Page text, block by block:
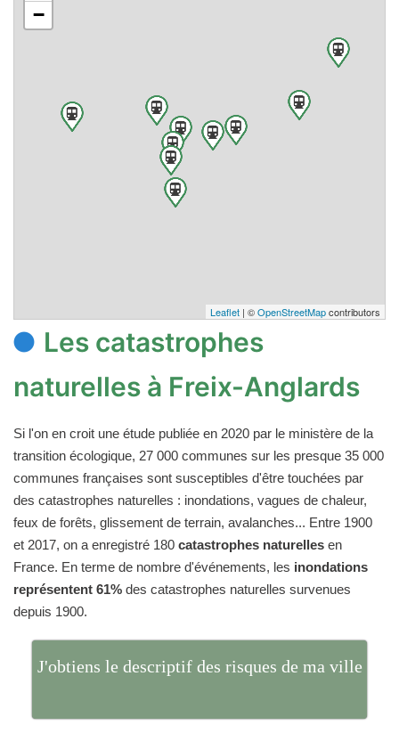
−
Leaflet | ©OpenStreetMapcontributors
Les catastrophes
naturelles à Freix-Anglards
Si l'on en croit une étude publiée en 2020 par le ministère de la
transition écologique, 27 000 communes sur les presque 35 000
communes françaises sont susceptibles d'être touchées par
des catastrophes naturelles : inondations, vagues de chaleur,
feux de forêts, glissement de terrain, avalanches... Entre 1900
et 2017, on a enregistré 180 catastrophes naturelles en
France. En terme de nombre d'événements, les inondations
représentent 61% des catastrophes naturelles survenues
depuis 1900.
J'obtiens le descriptif des risques de ma ville